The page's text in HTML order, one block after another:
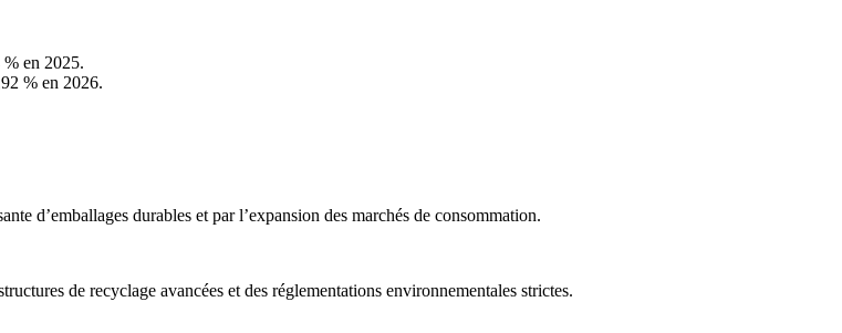
% en 2025.
% en 2026.
d’emballages durables et par l’expansion des marchés de consommation.
de recyclage avancées et des réglementations environnementales strictes.